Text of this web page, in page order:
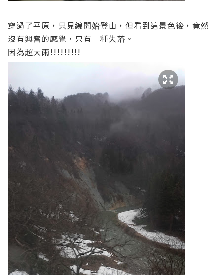
穿過了平原，只見線開始登山，但看到這景色後，竟然
沒有興奮的感覺，只有一種失落。
因為超大雨!!!!!!!!!